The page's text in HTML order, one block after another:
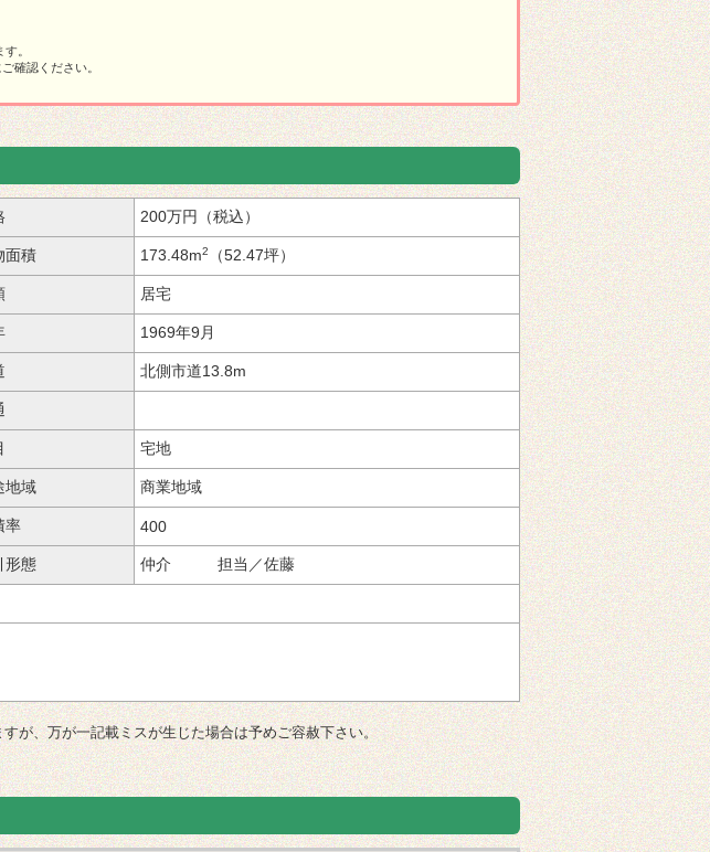
。
確認ください。
200万円（税込）
面積 173.48m2 （52.47坪）
居宅
1969年9月
北側市道13.8m
宅地
地域 商業地域
率 400
形態 仲介 担当／佐藤
が、万が一記載ミスが生じた場合は予めご容赦下さい。